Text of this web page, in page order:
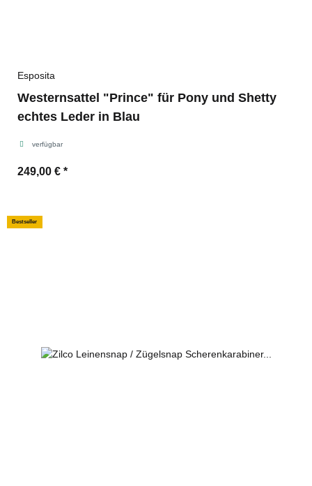
Esposita
Westernsattel "Prince" für Pony und Shetty
echtes Leder in Blau
verfügbar
249,00 € *
Bestseller